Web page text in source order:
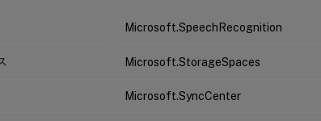
Microsoft.SpeechRecognition
Microsoft.StorageSpaces
Microsoft.SyncCenter